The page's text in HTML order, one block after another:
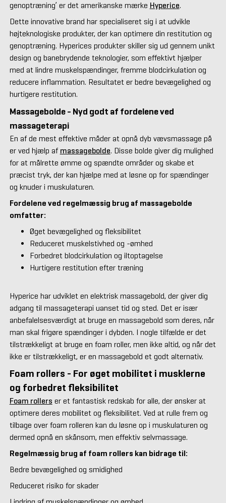
genoptræning’ er det amerikanske mærke Hyperice.
Dette innovative brand har specialiseret sig i at udvikle
højteknologiske produkter, der kan optimere din restitution og
genoptræning. Hyperices produkter skiller sig ud gennem unikt
design og banebrydende teknologier, som effektivt hjælper
med at lindre muskelspændinger, fremme blodcirkulation og
reducere inflammation. Resultatet er bedre bevægelighed og
hurtigere restitution.
Massagebolde - Nyd godt af fordelene ved
massageterapi
En af de mest effektive måder at opnå dyb vævsmassage på
er ved hjælp af massagebolde. Disse bolde giver dig mulighed
for at målrette ømme og spændte områder og skabe et
præcist tryk, der kan hjælpe med at løsne op for spændinger
og knuder i muskulaturen.
Fordelene ved regelmæssig brug af massagebolde
omfatter:
Øget bevægelighed og fleksibilitet
Reduceret muskelstivhed og -ømhed
Forbedret blodcirkulation og iltoptagelse
Hurtigere restitution efter træning
Hyperice har udviklet en elektrisk massagebold, der giver dig
adgang til massageterapi uanset tid og sted. Det er især
anbefalelsesværdigt at bruge en massagebold som deres, når
man skal frigøre spændinger i dybden. I nogle tilfælde er det
tilstrækkeligt at bruge en foam roller, men ikke altid, og når det
ikke er tilstrækkeligt, er en massagebold et godt alternativ.
Foam rollers - For øget mobilitet i musklerne
og forbedret fleksibilitet
Foam rollers er et fantastisk redskab for alle, der ønsker at
optimere deres mobilitet og fleksibilitet. Ved at rulle frem og
tilbage over foam rolleren kan du løsne op i muskulaturen og
dermed opnå en skånsom, men effektiv selvmassage.
Regelmæssig brug af foam rollers kan bidrage til:
Bedre bevægelighed og smidighed
Reduceret risiko for skader